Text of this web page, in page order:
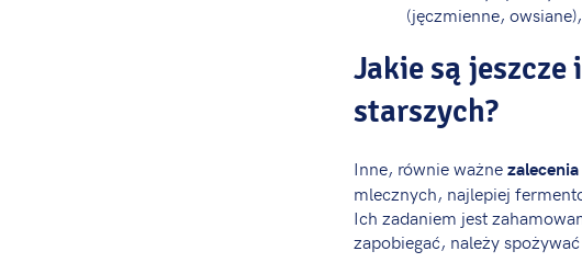
(jęczmienne,
Jakie są
starszych?
Inne, równie ważne
mlecznych, najlepiej
Ich zadaniem jest
zapobiegać, należy